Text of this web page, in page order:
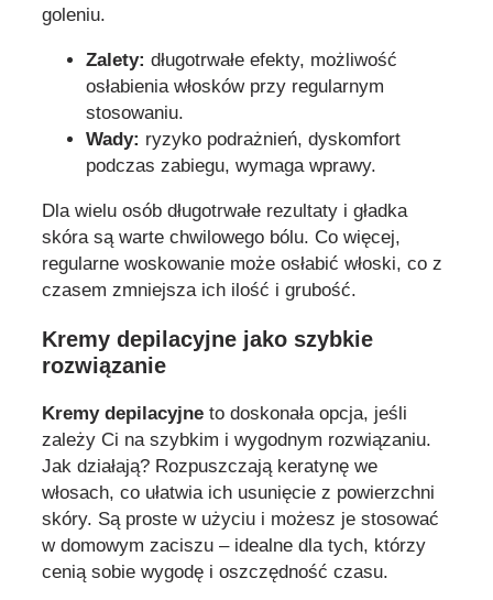
goleniu.
Zalety: długotrwałe efekty, możliwość
osłabienia włosków przy regularnym
stosowaniu.
Wady: ryzyko podrażnień, dyskomfort
podczas zabiegu, wymaga wprawy.
Dla wielu osób długotrwałe rezultaty i gładka
skóra są warte chwilowego bólu. Co więcej,
regularne woskowanie może osłabić włoski, co z
czasem zmniejsza ich ilość i grubość.
Kremy depilacyjne jako szybkie
rozwiązanie
Kremy depilacyjne to doskonała opcja, jeśli
zależy Ci na szybkim i wygodnym rozwiązaniu.
Jak działają? Rozpuszczają keratynę we
włosach, co ułatwia ich usunięcie z powierzchni
skóry. Są proste w użyciu i możesz je stosować
w domowym zaciszu – idealne dla tych, którzy
cenią sobie wygodę i oszczędność czasu.